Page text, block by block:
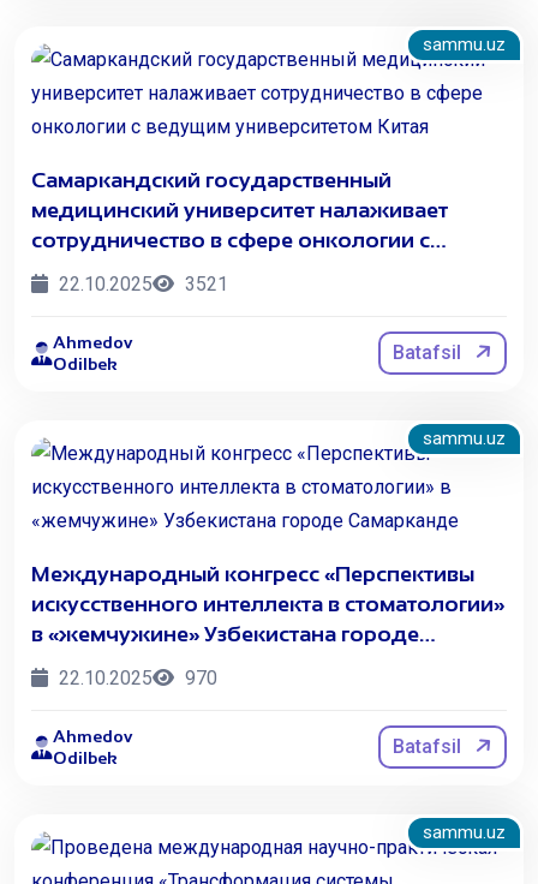
sammu.uz
Самаркандский государственный
медицинский университет налаживает
сотрудничество в сфере онкологии с
ведущим университетом Китая
22.10.2025 3521
Ahmedov
Odilbek
Batafsil
sammu.uz
Международный конгресс «Перспективы
искусственного интеллекта в стоматологии»
в «жемчужине» Узбекистана городе
Самарканде
22.10.2025 970
Ahmedov
Odilbek
Batafsil
sammu.uz